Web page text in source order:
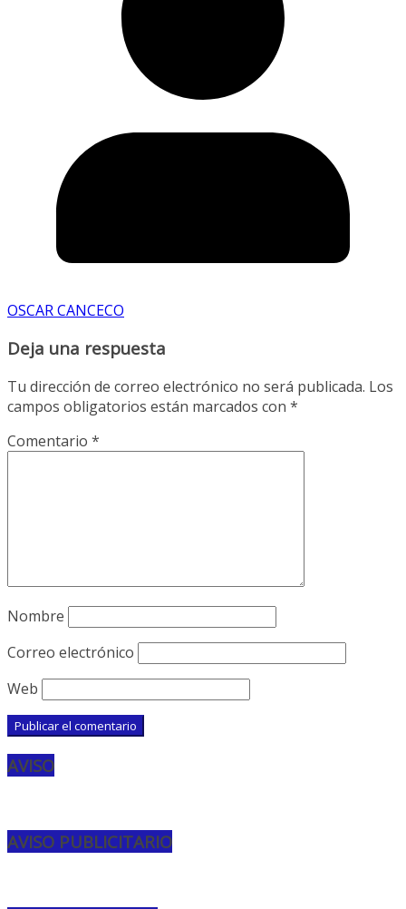
OSCAR CANCECO
Deja una respuesta
Tu dirección de correo electrónico no será publicada. Los
campos obligatorios están marcados con *
Comentario *
Nombre
Correo electrónico
Web
AVISO
AVISO PUBLICITARIO